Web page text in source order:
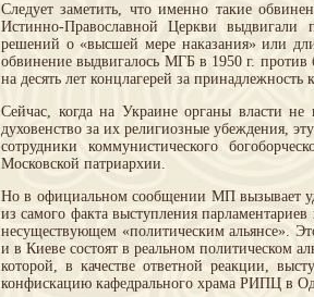
Следует заметить, что именно такие
Истинно-Православной Церкви
решений о «высшей мере наказания» или
обвинение выдвигалось МГБ в 1950 г.
на десять лет концлагерей за
Сейчас, когда на Украине органы власти
духовенство за их религиозные убеждения,
сотрудники коммунистического
Московской патриархии.
Но в официальном сообщении МП вызывает
из самого факта выступления
несуществующем «политическим альянсе».
и в Киеве состоят в реальном политическом
которой, в качестве ответной реакции,
конфискацию кафедрального храма РИПЦ в